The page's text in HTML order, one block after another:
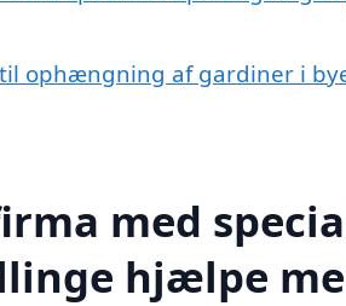
ophængning af gardiner i
med
hjælpe